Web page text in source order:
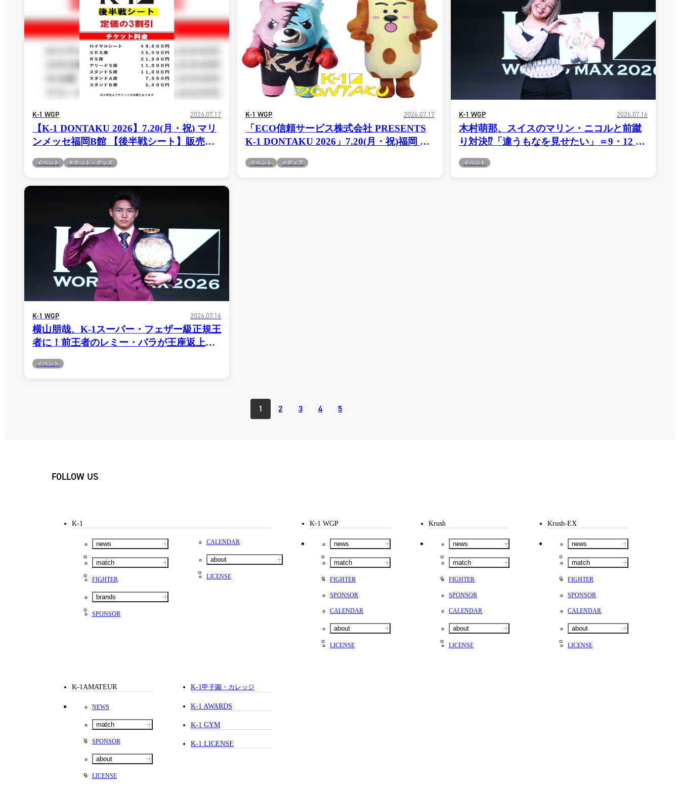
チケット
グッズ
全て
イベント
トピックス
メディア
チケット・グッズ
コラム
K-1 WGP 2026.07.17
【K-1 DONTAKU 2026】7.20(月・祝) マリ
ンメッセ福岡B館 【後半戦シート】販売決
イベント チケット・グッズ
K-1 WGP 2026.07.17
「ECO信頼サービス株式会社 PRESENTS
K-1 DONTAKU 2026」7.20(月・祝)福岡 K-
ス 2024」優勝のちくワン撮影会決定！
イベント メディア
K-1 WGP 2026.07.16
木村萌那、スイスのマリン・ニコルと前蹴
り対決⁉「違うもなを見せたい」＝9・12 K-
イベント
K-1 WGP 2026.07.16
横山朋哉、K-1スーパー・フェザー級正規王
者に！前王者のレミー・パラが王座返上＝
イベント
1 2 3 4 5
FOLLOW US
K-1
news
match
FIGHTER
brands
SPONSOR
CALENDAR
about
LICENSE
K-1 WGP
news
match
FIGHTER
SPONSOR
CALENDAR
about
LICENSE
Krush
news
match
FIGHTER
SPONSOR
CALENDAR
about
LICENSE
Krush-EX
news
match
FIGHTER
SPONSOR
CALENDAR
about
LICENSE
K-1AMATEUR
NEWS
match
SPONSOR
about
LICENSE
K-1甲子園・カレッジ
K-1 AWARDS
K-1 GYM
K-1 LICENSE